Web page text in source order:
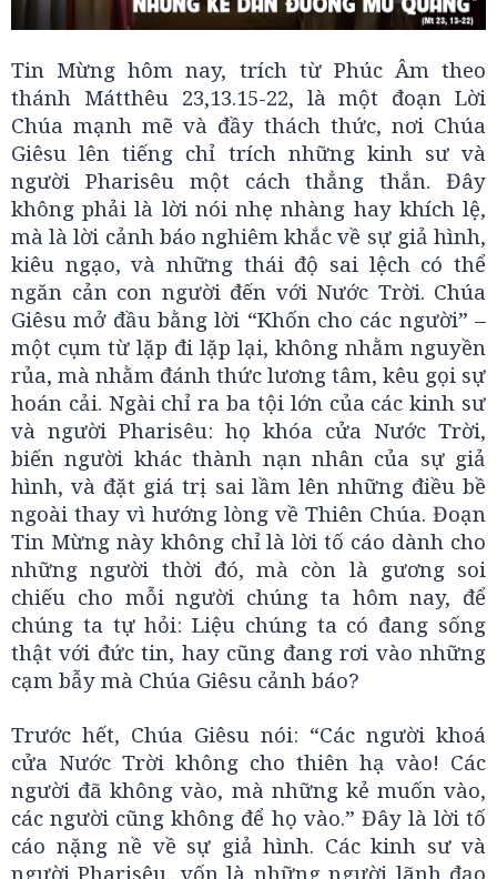
Tin Mừng hôm nay, trích từ Phúc Âm theo
thánh Mátthêu 23,13.15-22, là một đoạn Lời
Chúa mạnh mẽ và đầy thách thức, nơi Chúa
Giêsu lên tiếng chỉ trích những kinh sư và
người Pharisêu một cách thẳng thắn. Đây
không phải là lời nói nhẹ nhàng hay khích lệ,
mà là lời cảnh báo nghiêm khắc về sự giả hình,
kiêu ngạo, và những thái độ sai lệch có thể
ngăn cản con người đến với Nước Trời. Chúa
Giêsu mở đầu bằng lời “Khốn cho các người” –
một cụm từ lặp đi lặp lại, không nhằm nguyền
rủa, mà nhằm đánh thức lương tâm, kêu gọi sự
hoán cải. Ngài chỉ ra ba tội lớn của các kinh sư
và người Pharisêu: họ khóa cửa Nước Trời,
biến người khác thành nạn nhân của sự giả
hình, và đặt giá trị sai lầm lên những điều bề
ngoài thay vì hướng lòng về Thiên Chúa. Đoạn
Tin Mừng này không chỉ là lời tố cáo dành cho
những người thời đó, mà còn là gương soi
chiếu cho mỗi người chúng ta hôm nay, để
chúng ta tự hỏi: Liệu chúng ta có đang sống
thật với đức tin, hay cũng đang rơi vào những
cạm bẫy mà Chúa Giêsu cảnh báo?
Trước hết, Chúa Giêsu nói: “Các người khoá
cửa Nước Trời không cho thiên hạ vào! Các
người đã không vào, mà những kẻ muốn vào,
các người cũng không để họ vào.” Đây là lời tố
cáo nặng nề về sự giả hình. Các kinh sư và
người Pharisêu, vốn là những người lãnh đạo